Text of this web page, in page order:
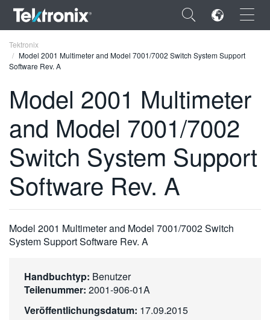
×
ENGLISH
FRANÇAIS
DEUTSCH
VIỆT NAM
简体中文
日本語
繁體中文
Tektronix
Model 2001 Multimeter and Model 7001/7002 Switch System Support
Software Rev. A
Model 2001 Multimeter
and Model 7001/7002
Switch System Support
Software Rev. A
Model 2001 Multimeter and Model 7001/7002 Switch
System Support Software Rev. A
Handbuchtyp: Benutzer
Teilenummer: 2001-906-01A
Veröffentlichungsdatum: 17.09.2015